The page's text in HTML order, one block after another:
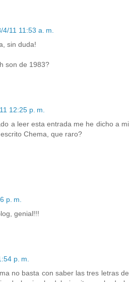
4/11 11:53 a. m.
sin duda!
son de 1983?
12:25 p. m.
a leer esta entrada me he dicho a mi
Chema, que raro?
p. m.
genial!!!
p. m.
no basta con saber las tres letras de